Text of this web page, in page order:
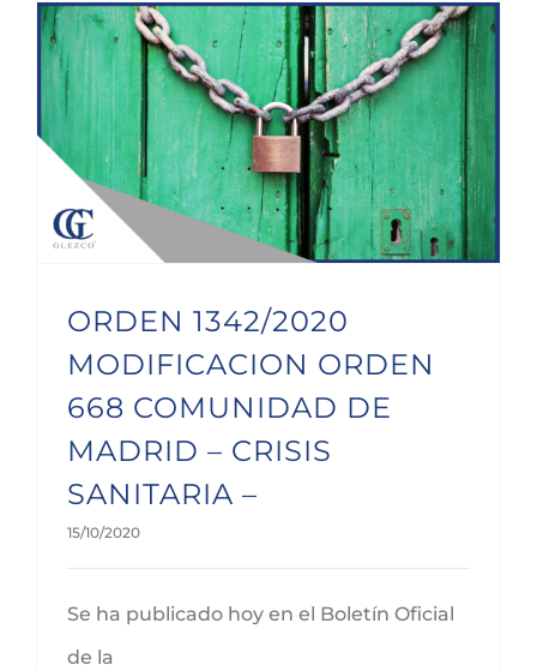
ORDEN 1342/2020
MODIFICACION ORDEN
668 COMUNIDAD DE
MADRID – CRISIS
SANITARIA –
15/10/2020
Se ha publicado hoy en el Boletín Oficial
de la